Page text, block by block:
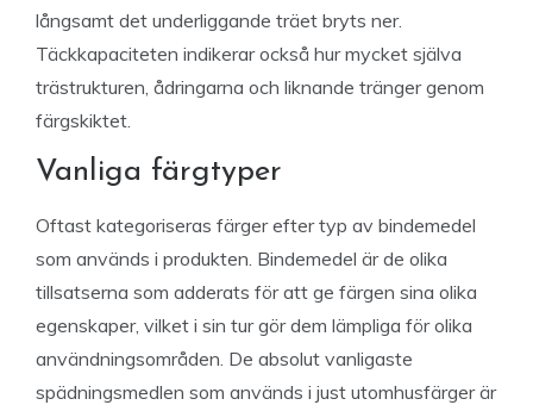
långsamt det underliggande träet bryts ner.
Täckkapaciteten indikerar också hur mycket själva
trästrukturen, ådringarna och liknande tränger genom
färgskiktet.
Vanliga färgtyper
Oftast kategoriseras färger efter typ av bindemedel
som används i produkten. Bindemedel är de olika
tillsatserna som adderats för att ge färgen sina olika
egenskaper, vilket i sin tur gör dem lämpliga för olika
användningsområden. De absolut vanligaste
spädningsmedlen som används i just utomhusfärger är